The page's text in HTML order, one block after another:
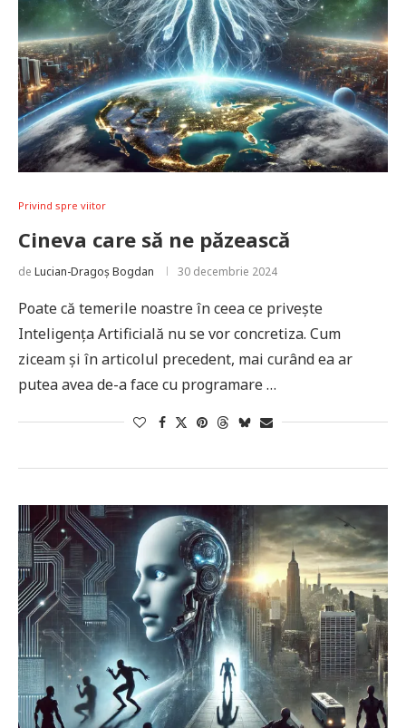
Privind spre viitor
Cineva care să ne păzească
de Lucian-Dragoș Bogdan 30 decembrie 2024
Poate că temerile noastre în ceea ce privește
Inteligența Artificială nu se vor concretiza. Cum
ziceam și în articolul precedent, mai curând ea ar
putea avea de-a face cu programare …